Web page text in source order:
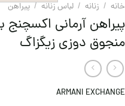
خانه / زنانه / لباس زنانه / پيراهن
پیراهن آرمانی اکسچنج
منجوق دوزی زیگزاگ
ARMANI EXCHANGE